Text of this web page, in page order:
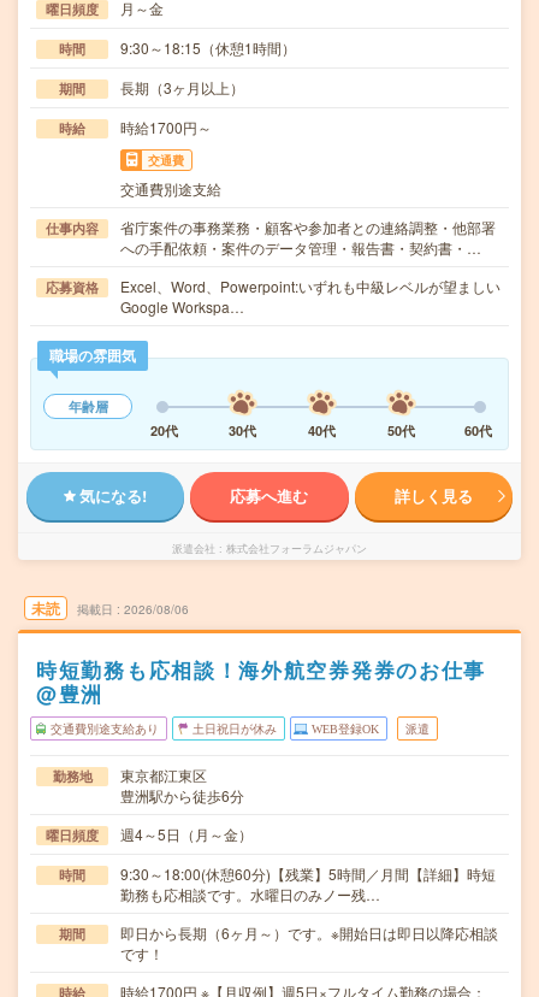
曜日頻度 月～金
時間 9:30～18:15（休憩1時間）
期間 長期（3ヶ月以上）
時給 時給1700円～
交通費
交通費別途支給
仕事内容
省庁案件の事務業務・顧客や参加者との連絡調整・他部署
への手配依頼・案件のデータ管理・報告書・契約書・…
応募資格
Excel、Word、Powerpoint:いずれも中級レベルが望ましい
Google Workspa…
職場の雰囲気
年齢層
20代
30代 40代 50代 60代
気になる! 応募へ進む 詳しく見る
派遣会社 株式会社フォーラムジャパン
未読 掲載日 2026/08/06
時短勤務も応相談！海外航空券発券のお仕事
@豊洲
交通費別途支給あり 土日祝日が休み WEB登録OK 派遣
勤務地
東京都江東区
豊洲駅から徒歩6分
曜日頻度 週4～5日（月～金）
時間
9:30～18:00(休憩60分)【残業】5時間／月間【詳細】時短
勤務も応相談です。水曜日のみノー残…
期間
即日から長期（6ヶ月～）です。※開始日は即日以降応相談
です！
時給 時給1700円 ※【月収例】週5日×フルタイム勤務の場合：